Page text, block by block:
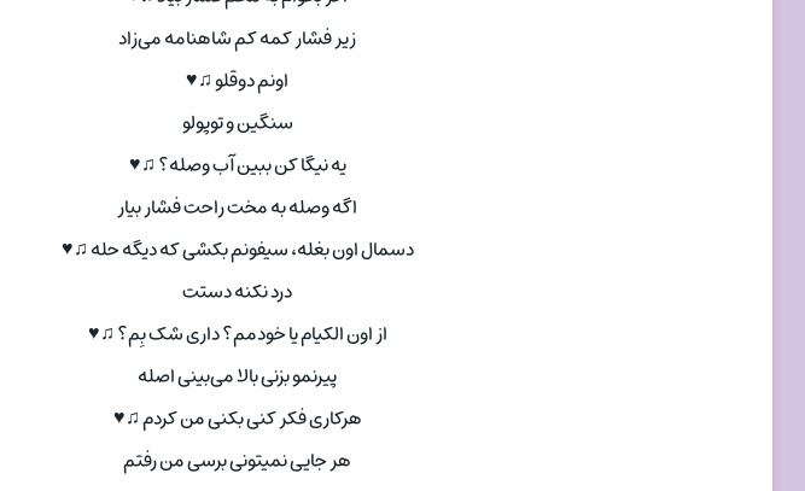
زیر فشار کمه کم شاهنامه می‌زاد
اونم دوقلو ♫♥
سنگین و توپولو
یه نیگا کن ببین آب وصله؟ ♫♥
اگه وصله به مخت راحت فشار بیار
دسمال اون بغله، سیفونم بکشی که دیگه حله ♫♥
درد نکنه دستت
از اون الکیام یا خودمم؟ داری شک بِم؟ ♫♥
پیرنمو بزنی بالا می‌بینی اصله
هرکاری فکر کنی بکنی من کردم ♫♥
هر جایی نمیتونی برسی من رفتم